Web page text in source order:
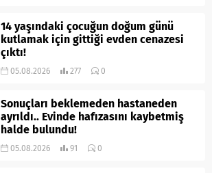
14 yaşındaki çocuğun doğum günü
kutlamak için gittiği evden cenazesi
çıktı!
05.08.2026 277 0
Sonuçları beklemeden hastaneden
ayrıldı.. Evinde hafızasını kaybetmiş
halde bulundu!
05.08.2026 91 0